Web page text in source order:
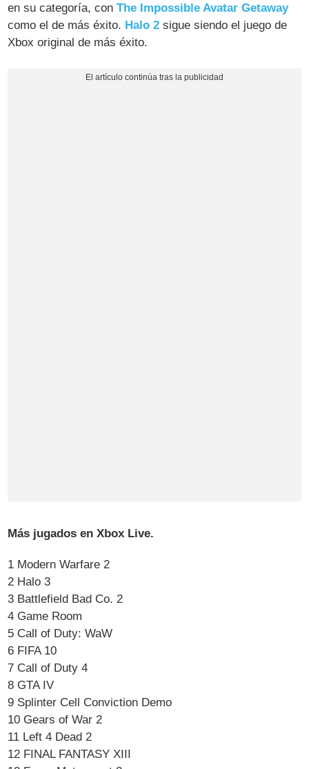
en su categoría, conThe Impossible Avatar Getaway
como el de más éxito. Halo 2 sigue siendo el juego de
Xbox original de más éxito.
Más jugados en Xbox Live.
1 Modern Warfare 2
2 Halo 3
3 Battlefield Bad Co. 2
4 Game Room
5 Call of Duty: WaW
6 FIFA 10
7 Call of Duty 4
8 GTA IV
9 Splinter Cell Conviction Demo
10 Gears of War 2
11 Left 4 Dead 2
12 FINAL FANTASY XIII